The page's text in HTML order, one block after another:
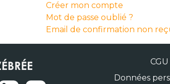
Créer mon compte
Mot de passe oublié ?
Email de confirmation non
CGU
Données